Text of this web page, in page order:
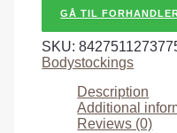
GÅ TIL
SKU:
Bodystockings
Description
Additional
Reviews (0)